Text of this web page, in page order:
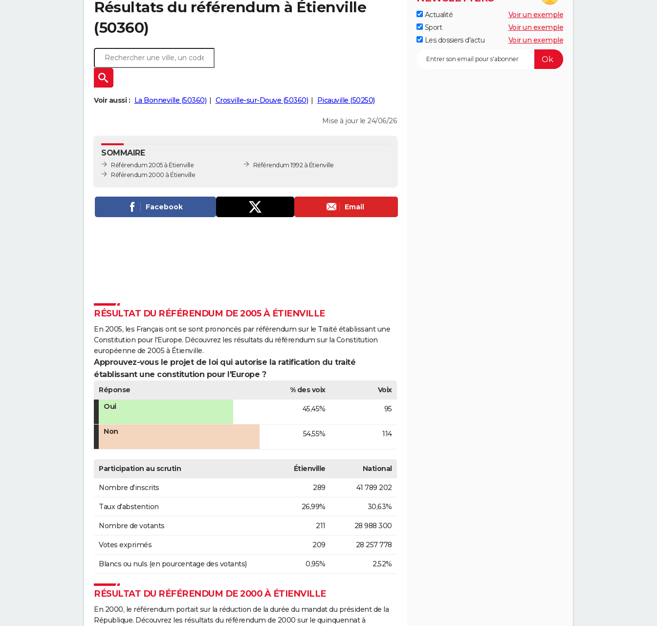
Résultats du référendum à Étienville
(50360)
Voir aussi : La Bonneville (50360) Crosville-sur-Douve (50360) Picauville (50250)
Mise à jour le 24/06/26
SOMMAIRE
Référendum 2005 à Étienville
Référendum 2000 à Étienville
Référendum 1992 à Étienville
Facebook Email
RÉSULTAT DU RÉFÉRENDUM DE 2005 À ÉTIENVILLE
En 2005, les Français ont se sont prononcés par référendum sur le Traité établissant une
Constitution pour l'Europe. Découvrez les résultats du référendum sur la Constitution
européenne de 2005 à Étienville.
Approuvez-vous le projet de loi qui autorise la ratification du traité
établissant une constitution pour l'Europe ?
Réponse % des voix
Voix
Oui
45,45% 95
Non 54,55% 114
Participation au scrutin Étienville National
Nombre d'inscrits 289 41 789 202
Taux d'abstention 26,99% 30,63%
Nombre de votants 211 28 988 300
Votes exprimés 209 28 257 778
Blancs ou nuls (en pourcentage des votants) 0,95% 2,52%
RÉSULTAT DU RÉFÉRENDUM DE 2000 À ÉTIENVILLE
En 2000, le référendum portait sur la réduction de la durée du mandat du président de la
République. Découvrez les résultats du référendum de 2000 sur le quinquennat à
Actualité
Voir un exemple
Sport
Voir un exemple
Les dossiers d'actu
Voir un exemple